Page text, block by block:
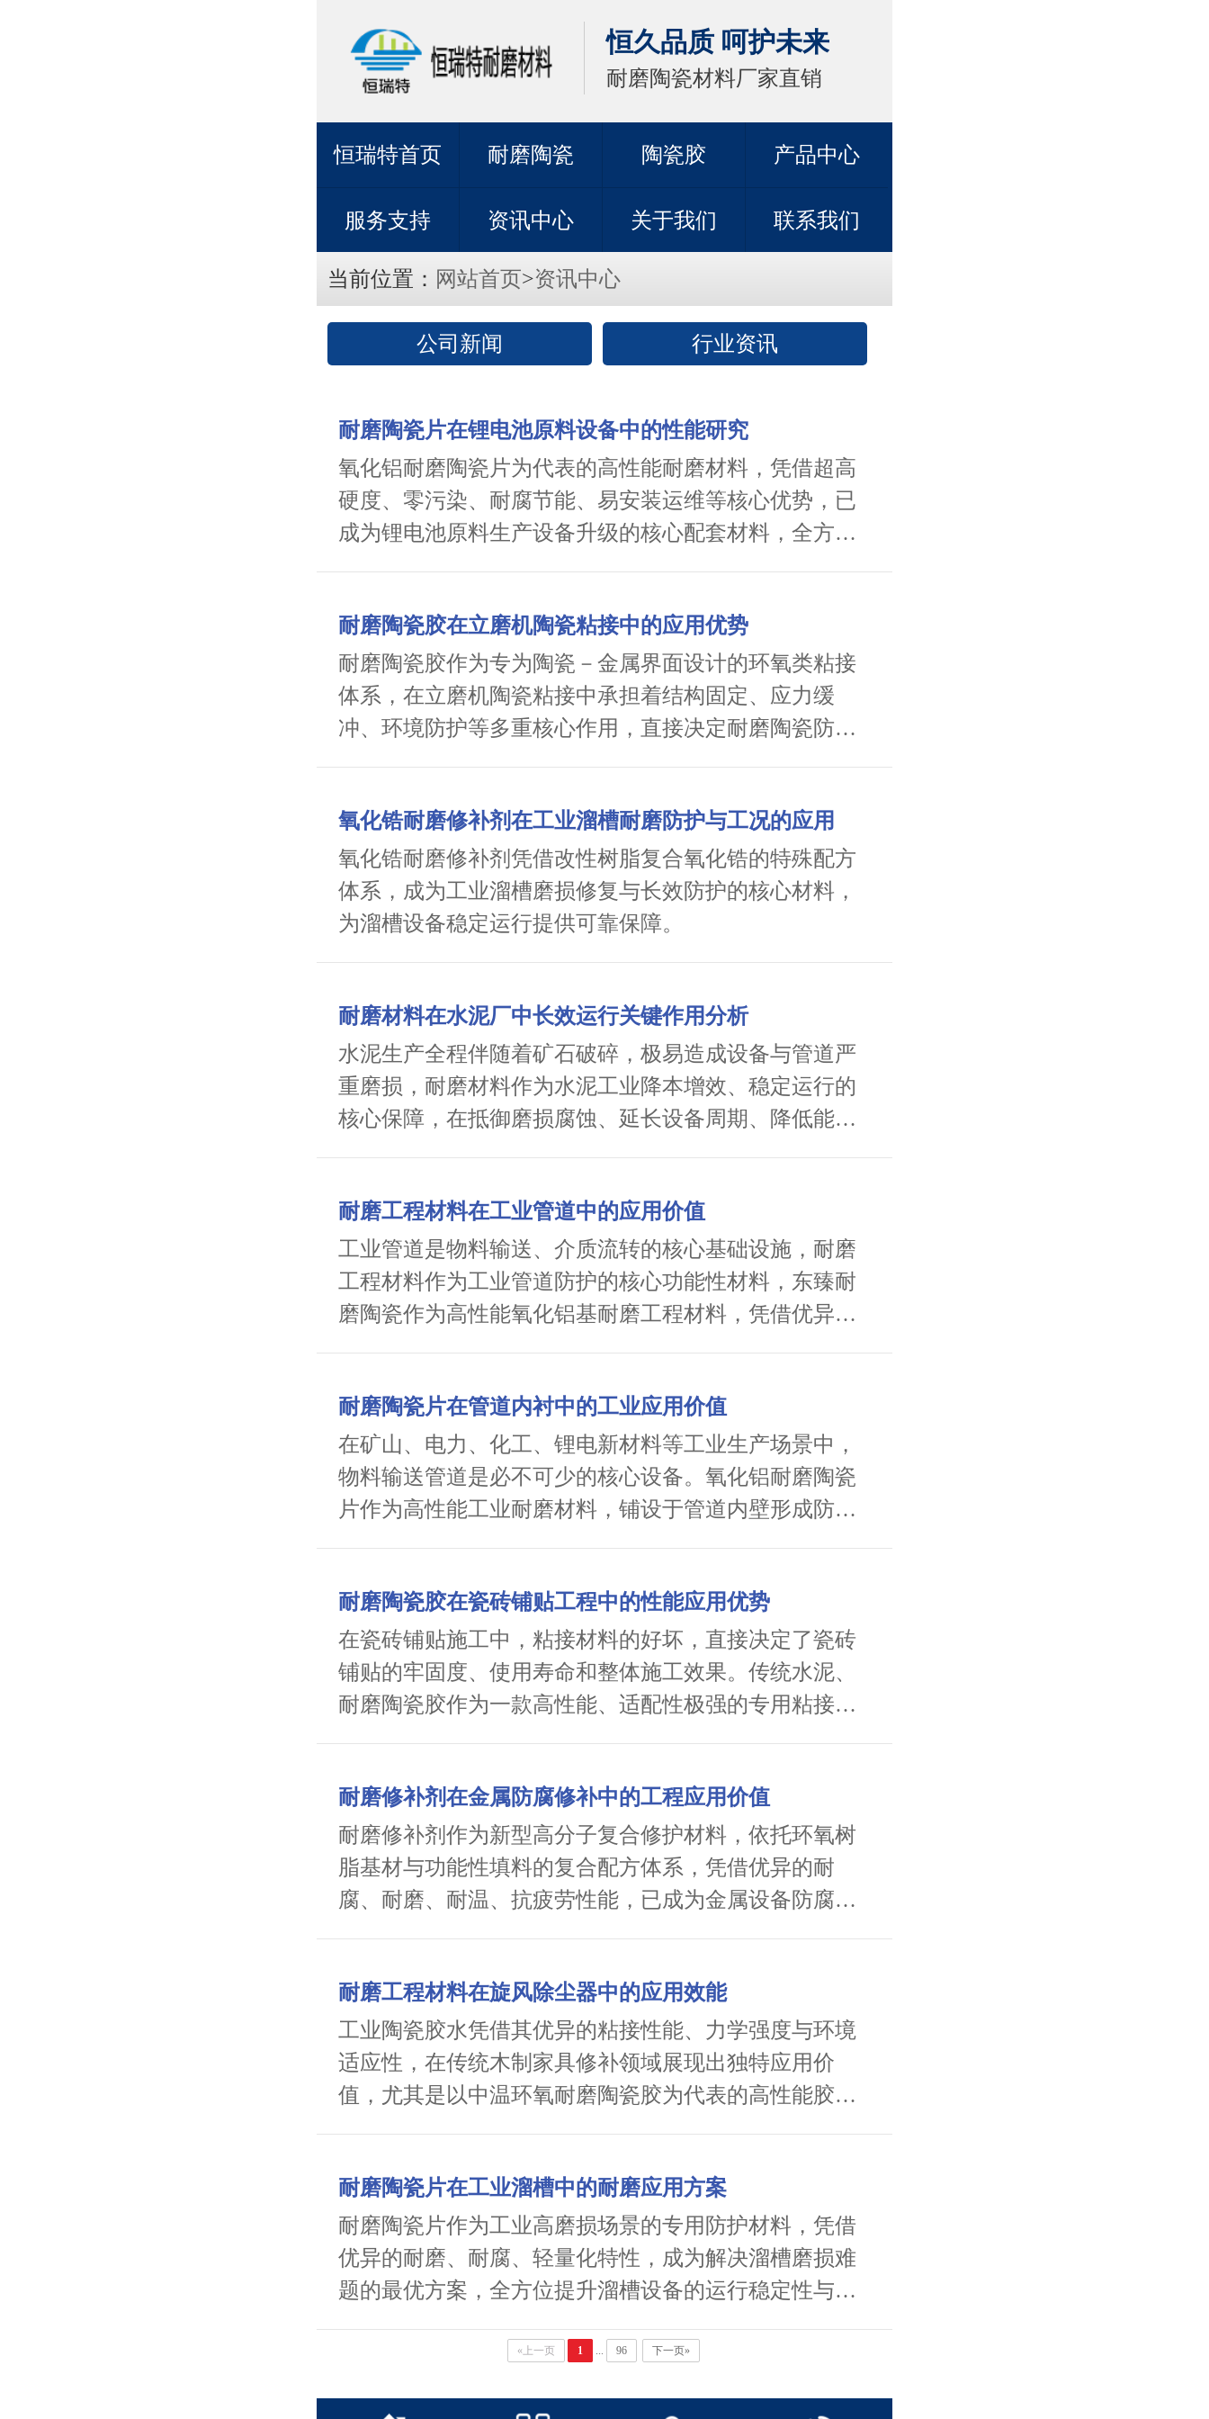
恒久品质 呵护未来
耐磨陶瓷材料厂家直销
恒瑞特首页 耐磨陶瓷 陶瓷胶 产品中心
服务支持 资讯中心 关于我们 联系我们
当前位置： 网站首页>资讯中心
公司新闻 行业资讯
耐磨陶瓷片在锂电池原料设备中的性能研究
氧化铝耐磨陶瓷片为代表的高性能耐磨材料，凭借超高
硬度、零污染、耐腐节能、易安装运维等核心优势，已
成为锂电池原料生产设备升级的核心配套材料，全方位
耐磨陶瓷胶在立磨机陶瓷粘接中的应用优势
耐磨陶瓷胶作为专为陶瓷－金属界面设计的环氧类粘接
体系，在立磨机陶瓷粘接中承担着结构固定、应力缓
冲、环境防护等多重核心作用，直接决定耐磨陶瓷防护
氧化锆耐磨修补剂在工业溜槽耐磨防护与工况的应用
氧化锆耐磨修补剂凭借改性树脂复合氧化锆的特殊配方
体系，成为工业溜槽磨损修复与长效防护的核心材料，
为溜槽设备稳定运行提供可靠保障。
耐磨材料在水泥厂中长效运行关键作用分析
水泥生产全程伴随着矿石破碎，极易造成设备与管道严
重磨损，耐磨材料作为水泥工业降本增效、稳定运行的
核心保障，在抵御磨损腐蚀、延长设备周期、降低能耗
钢，是普通碳钢的 50 倍、双金属堆焊板的 10 倍，应用
在水泥高磨损部位可使设备使用寿命延长 10 倍以上，在
高风速矿渣粉尘环境中年磨损率低于 10%，大幅减少设
备更换与检修频次。其密度仅 3.6g/cm³，约为钢铁的二
统能效，实现节能降耗。同时，该类耐磨陶瓷可耐受 17
00℃高温烧结成型，使用配套耐热粘接剂可在 285℃工
况下长期稳定运行不老化、不脱落，适配水泥窑尾、高
温烟道、热风管道等高温腐蚀场景，粘接安装工艺简
低运维成本，为水泥企业实现高效生产、精益生产提供
坚实支撑，是现代水泥工业高质量发展不可或缺的重要
保障。
耐磨工程材料在工业管道中的应用价值
工业管道是物料输送、介质流转的核心基础设施，耐磨
工程材料作为工业管道防护的核心功能性材料，东臻耐
磨陶瓷作为高性能氧化铝基耐磨工程材料，凭借优异的
耐磨陶瓷片在管道内衬中的工业应用价值
在矿山、电力、化工、锂电新材料等工业生产场景中，
物料输送管道是必不可少的核心设备。氧化铝耐磨陶瓷
片作为高性能工业耐磨材料，铺设于管道内壁形成防护
耐磨陶瓷胶在瓷砖铺贴工程中的性能应用优势
在瓷砖铺贴施工中，粘接材料的好坏，直接决定了瓷砖
铺贴的牢固度、使用寿命和整体施工效果。传统水泥、
耐磨陶瓷胶作为一款高性能、适配性极强的专用粘接材
耐磨修补剂在金属防腐修补中的工程应用价值
耐磨修补剂作为新型高分子复合修护材料，依托环氧树
脂基材与功能性填料的复合配方体系，凭借优异的耐
腐、耐磨、耐温、抗疲劳性能，已成为金属设备防腐修
耐磨工程材料在旋风除尘器中的应用效能
工业陶瓷胶水凭借其优异的粘接性能、力学强度与环境
适应性，在传统木制家具修补领域展现出独特应用价
值，尤其是以中温环氧耐磨陶瓷胶为代表的高性能胶黏
耐磨陶瓷片在工业溜槽中的耐磨应用方案
耐磨陶瓷片作为工业高磨损场景的专用防护材料，凭借
优异的耐磨、耐腐、轻量化特性，成为解决溜槽磨损难
题的最优方案，全方位提升溜槽设备的运行稳定性与延
«上一页 1 ... 96 下一页»